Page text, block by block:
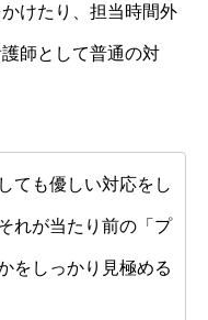
けたり、担当時間外
師として普通の対
ても優しい対応をし
れが当たり前の「プ
をしっかり見極める